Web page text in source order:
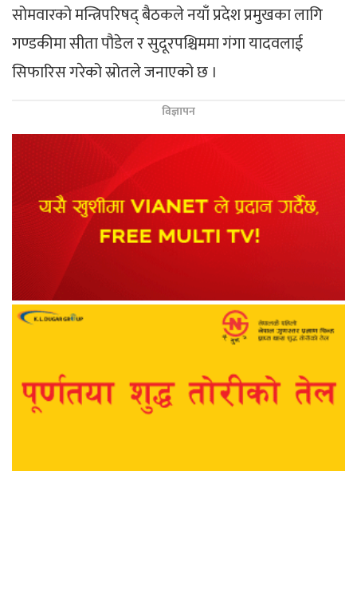
सोमवारको मन्त्रिपरिषद् बैठकले नयाँ प्रदेश प्रमुखका लागि
गण्डकीमा सीता पौडेल र सुदूरपश्चिममा गंगा यादवलाई
सिफारिस गरेको स्रोतले जनाएको छ ।
विज्ञापन